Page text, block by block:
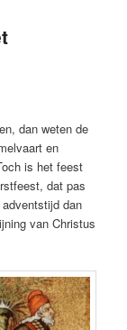
dan weten de
en
is het feest
dat pas
dan
van Christus